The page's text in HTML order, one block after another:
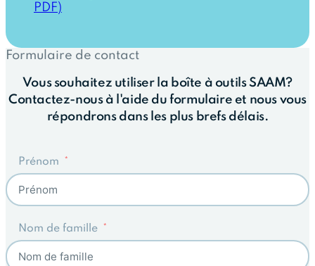
PDF)
Formulaire de contact
Vous souhaitez utiliser la boîte à outils SAAM?
Contactez-nous à l'aide du formulaire et nous vous
répondrons dans les plus brefs délais.
Prénom
Nom de famille